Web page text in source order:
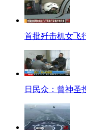
首批歼击机女飞
日民众：曾神圣